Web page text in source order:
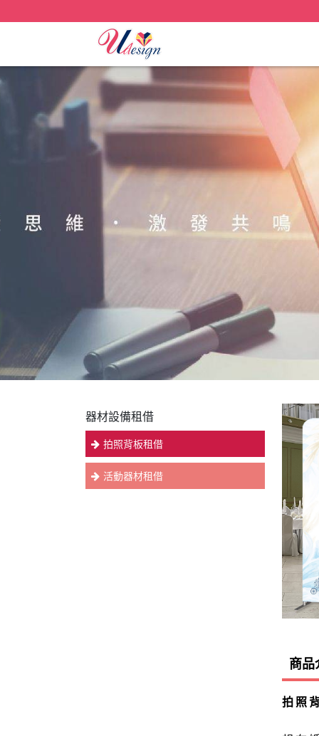
器材設備租借
拍照背板租借
活動器材租借
商品
拍照